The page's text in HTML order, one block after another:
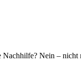
Nachhilfe? Nein – nicht